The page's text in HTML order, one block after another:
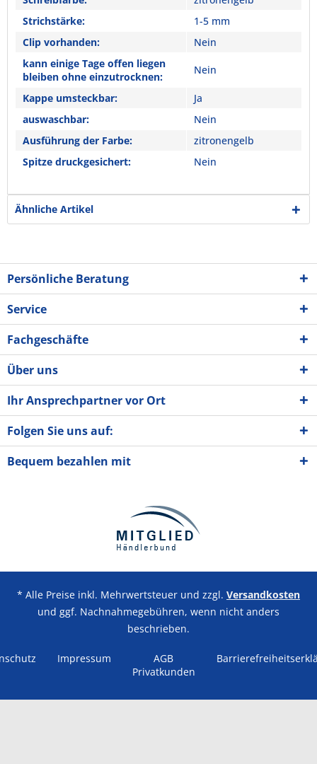
Strichstärke:
1-5 mm
Clip vorhanden:
Nein
kann einige Tage offen liegen
bleiben ohne einzutrocknen:
Nein
Kappe umsteckbar:
Ja
auswaschbar:
Nein
Ausführung der Farbe:
zitronengelb
Spitze druckgesichert:
Nein
Ähnliche Artikel
Persönliche Beratung
Service
Fachgeschäfte
Über uns
Ihr Ansprechpartner vor Ort
Folgen Sie uns auf:
Bequem bezahlen mit
* Alle Preise inkl. Mehrwertsteuer und zzgl. Versandkosten
und ggf. Nachnahmegebühren, wenn nicht anders
beschrieben.
Impressum
AGB
Privatkunden